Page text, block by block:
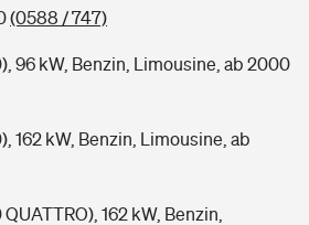
(0588 / 747)
96 kW, Benzin, Limousine, ab 2000
162 kW, Benzin, Limousine, ab
162 kW, Benzin,